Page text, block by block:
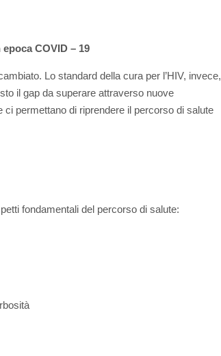
COVID – 19
Lo standard della cura per l’HIV, invece,
il gap da superare attraverso nuove
permettano di riprendere il percorso di salute
fondamentali del percorso di salute: